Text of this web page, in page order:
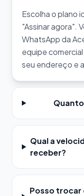
Escolha o plano
"Assinar agora".
WhatsApp da
equipe
seu endereço e
Qual a
receber?
Posso trocar